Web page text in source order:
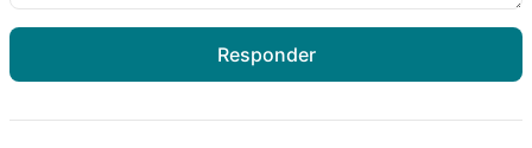
Responder